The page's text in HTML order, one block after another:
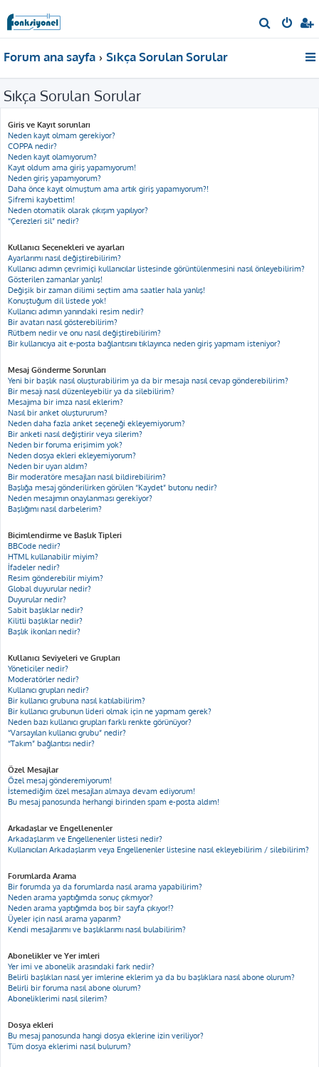
r
Forum ana sayfa Sıkça Sorulan Sorular
Sıkça Sorulan Sorular
Giriş ve Kayıt sorunları
Neden kayıt olmam gerekiyor?
COPPA nedir?
Neden kayıt olamıyorum?
Kayıt oldum ama giriş yapamıyorum!
Neden giriş yapamıyorum?
Daha önce kayıt olmuştum ama artık giriş yapamıyorum?!
Şifremi kaybettim!
Neden otomatik olarak çıkışım yapılıyor?
“Çerezleri sil” nedir?
Kullanıcı Seçenekleri ve ayarları
Ayarlarımı nasıl değiştirebilirim?
Kullanıcı adımın çevrimiçi kullanıcılar listesinde görüntülenmesini nasıl önleyebilirim?
Gösterilen zamanlar yanlış!
Değişik bir zaman dilimi seçtim ama saatler hala yanlış!
Konuştuğum dil listede yok!
Kullanıcı adımın yanındaki resim nedir?
Bir avatarı nasıl gösterebilirim?
Rütbem nedir ve onu nasıl değiştirebilirim?
Bir kullanıcıya ait e-posta bağlantısını tıklayınca neden giriş yapmam isteniyor?
Mesaj Gönderme Sorunları
Yeni bir başlık nasıl oluşturabilirim ya da bir mesaja nasıl cevap gönderebilirim?
Bir mesajı nasıl düzenleyebilir ya da silebilirim?
Mesajıma bir imza nasıl eklerim?
Nasıl bir anket oluştururum?
Neden daha fazla anket seçeneği ekleyemiyorum?
Bir anketi nasıl değiştirir veya silerim?
Neden bir foruma erişimim yok?
Neden dosya ekleri ekleyemiyorum?
Neden bir uyarı aldım?
Bir moderatöre mesajları nasıl bildirebilirim?
Başlığa mesaj gönderilirken görülen “Kaydet” butonu nedir?
Neden mesajımın onaylanması gerekiyor?
Başlığımı nasıl darbelerim?
Biçimlendirme ve Başlık Tipleri
BBCode nedir?
HTML kullanabilir miyim?
İfadeler nedir?
Resim gönderebilir miyim?
Global duyurular nedir?
Duyurular nedir?
Sabit başlıklar nedir?
Kilitli başlıklar nedir?
Başlık ikonları nedir?
Kullanıcı Seviyeleri ve Grupları
Yöneticiler nedir?
Moderatörler nedir?
Kullanıcı grupları nedir?
Bir kullanıcı grubuna nasıl katılabilirim?
Bir kullanıcı grubunun lideri olmak için ne yapmam gerek?
Neden bazı kullanıcı grupları farklı renkte görünüyor?
“Varsayılan kullanıcı grubu” nedir?
“Takım” bağlantısı nedir?
Özel Mesajlar
Özel mesaj gönderemiyorum!
İstemediğim özel mesajları almaya devam ediyorum!
Bu mesaj panosunda herhangi birinden spam e-posta aldım!
Arkadaşlar ve Engellenenler
Arkadaşlarım ve Engellenenler listesi nedir?
Kullanıcıları Arkadaşlarım veya Engellenenler listesine nasıl ekleyebilirim / silebilirim?
Forumlarda Arama
Bir forumda ya da forumlarda nasıl arama yapabilirim?
Neden arama yaptığımda sonuç çıkmıyor?
Neden arama yaptığımda boş bir sayfa çıkıyor!?
Üyeler için nasıl arama yaparım?
Kendi mesajlarımı ve başlıklarımı nasıl bulabilirim?
Abonelikler ve Yer imleri
Yer imi ve abonelik arasındaki fark nedir?
Belirli başlıkları nasıl yer imlerine eklerim ya da bu başlıklara nasıl abone olurum?
Belirli bir foruma nasıl abone olurum?
Aboneliklerimi nasıl silerim?
Dosya ekleri
Bu mesaj panosunda hangi dosya eklerine izin veriliyor?
Tüm dosya eklerimi nasıl bulurum?